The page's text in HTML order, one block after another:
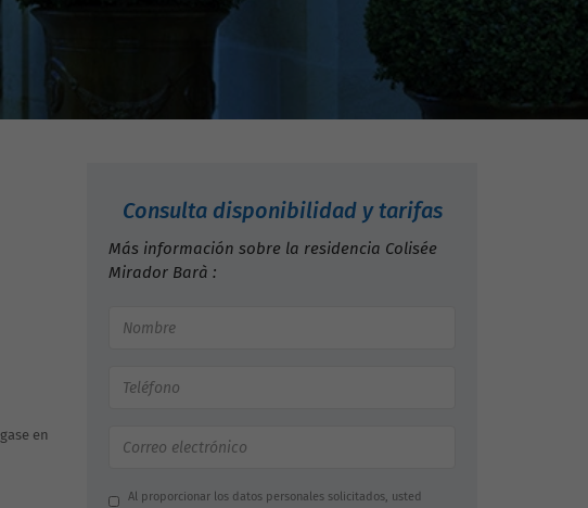
en
Consulta disponibilidad y tarifas
Más información sobre la residencia Colisée
Mirador Barà :
Al proporcionar los datos personales solicitados, usted